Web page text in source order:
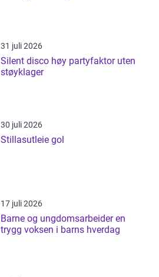
31 juli 2026
Silent disco høy partyfaktor uten
støyklager
30 juli 2026
Stillasutleie gol
17 juli 2026
Barne og ungdomsarbeider en
trygg voksen i barns hverdag